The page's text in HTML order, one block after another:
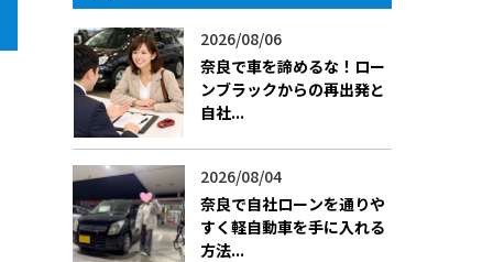
2026/08/06
​奈良で車を諦めるな！ロー
ンブラックからの再出発と
自社...
2026/08/04
​奈良で自社ローンを通りや
すく軽自動車を手に入れる
方法...